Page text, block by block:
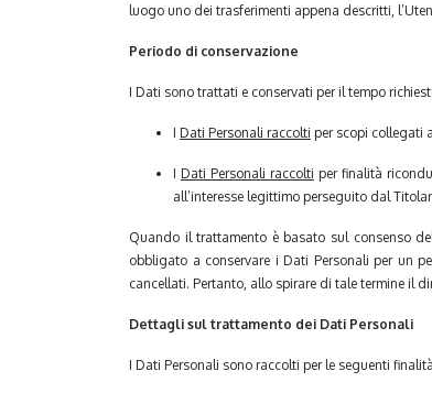
luogo uno dei trasferimenti appena descritti,
Periodo di conservazione
I Dati sono trattati e conservati per il tempo
I Dati Personali raccolti per scopi collegati
I Dati Personali raccolti per finalità
all’interesse legittimo perseguito dal
Quando il trattamento è basato sul consenso
obbligato a conservare i Dati Personali per un
cancellati. Pertanto, allo spirare di tale termine il
Dettagli sul trattamento dei Dati Personali
I Dati Personali sono raccolti per le seguenti